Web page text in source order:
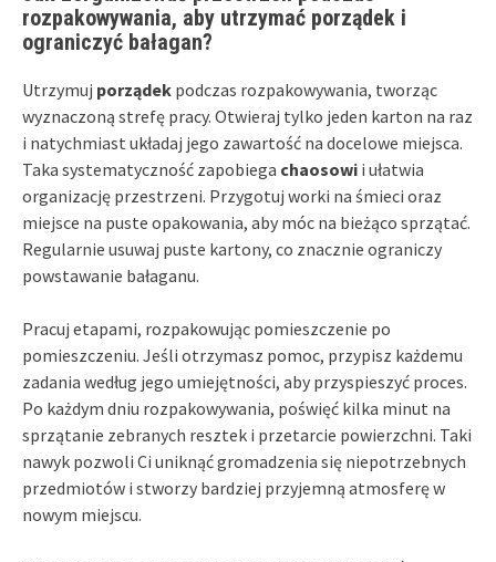
rozpakowywania, aby utrzymać porządek i
ograniczyć bałagan?
Utrzymuj porządek podczas rozpakowywania, tworząc
wyznaczoną strefę pracy. Otwieraj tylko jeden karton na raz
i natychmiast układaj jego zawartość na docelowe miejsca.
Taka systematyczność zapobiega chaosowi i ułatwia
organizację przestrzeni. Przygotuj worki na śmieci oraz
miejsce na puste opakowania, aby móc na bieżąco sprzątać.
Regularnie usuwaj puste kartony, co znacznie ograniczy
powstawanie bałaganu.
Pracuj etapami, rozpakowując pomieszczenie po
pomieszczeniu. Jeśli otrzymasz pomoc, przypisz każdemu
zadania według jego umiejętności, aby przyspieszyć proces.
Po każdym dniu rozpakowywania, poświęć kilka minut na
sprzątanie zebranych resztek i przetarcie powierzchni. Taki
nawyk pozwoli Ci uniknąć gromadzenia się niepotrzebnych
przedmiotów i stworzy bardziej przyjemną atmosferę w
nowym miejscu.